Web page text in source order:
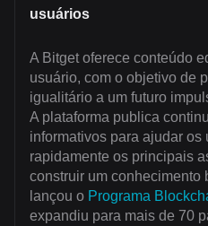
usuários
A Bitget oferece conteúdo
usuário, com o objetivo de
igualitário a um futuro
A plataforma publica
informativos para ajudar
rapidamente os principais
construir um conhecimento
lançou o Programa
expandiu para mais de 70